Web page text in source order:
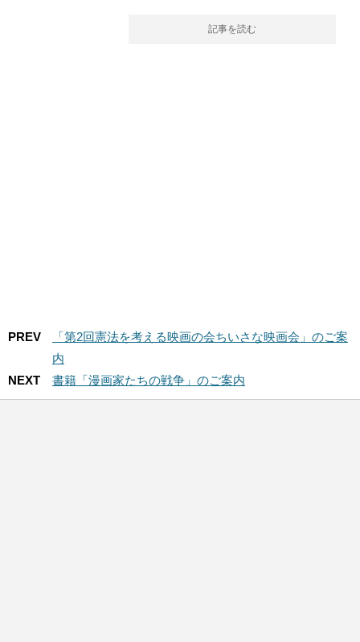
記事を読む
PREV
「第2回憲法を考える映画の会ちいさな映画会」のご案
内
NEXT
書籍「漫画家たちの戦争」のご案内